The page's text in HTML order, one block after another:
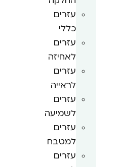
עזרים
כללי
עזרים
לאחיזה
עזרים
לראייה
עזרים
לשמיעה
עזרים
למטבח
עזרים